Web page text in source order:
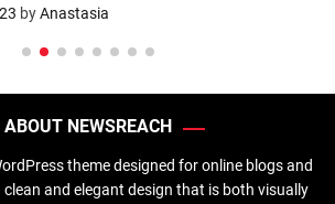
byAnastasia
ABOUT NEWSREACH
theme designed for online blogs and
and elegant design that is both visually